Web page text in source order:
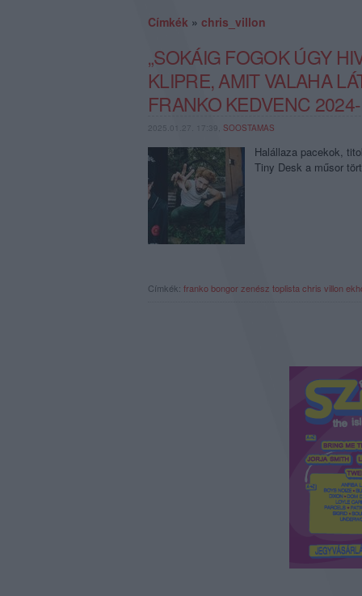
Címkék » chris_villon
„SOKÁIG FOGOK ÚGY
KLIPRE, AMIT VALAHA
FRANKO KEDVENC
2025.01.27. 17:39, SOOSTAMAS
Halállaza pacekok,
Tiny Desk a műsor
Címkék: franko bongor zenész toplista chris villon